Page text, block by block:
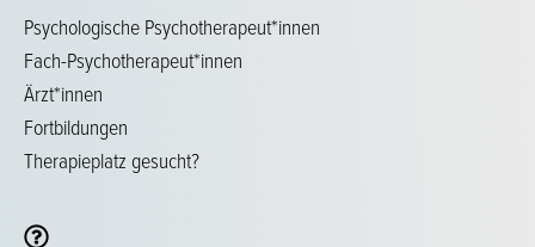
Psychologische Psychotherapeut*innen
Fach-Psychotherapeut*innen
Ärzt*innen
Fortbildungen
Therapieplatz gesucht?